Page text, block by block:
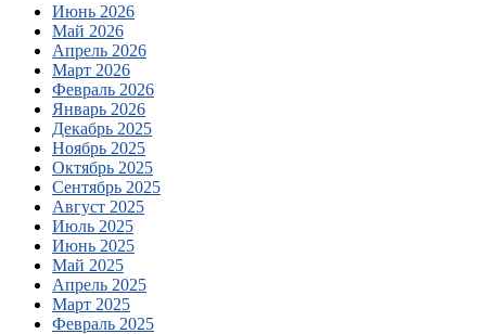
Июнь 2026
Май 2026
Апрель 2026
Март 2026
Февраль 2026
Январь 2026
Декабрь 2025
Ноябрь 2025
Октябрь 2025
Сентябрь 2025
Август 2025
Июль 2025
Июнь 2025
Май 2025
Апрель 2025
Март 2025
Февраль 2025